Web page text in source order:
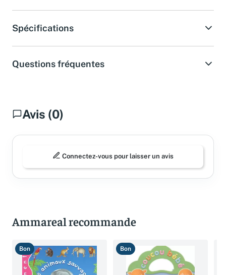
Spécifications
Questions fréquentes
Avis (0)
Connectez-vous pour laisser un avis
Ammareal recommande
Bon Bon